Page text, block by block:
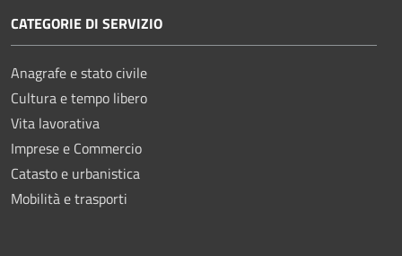
CATEGORIE DI SERVIZIO
Anagrafe e stato civile
Cultura e tempo libero
Vita lavorativa
Imprese e Commercio
Catasto e urbanistica
Mobilità e trasporti